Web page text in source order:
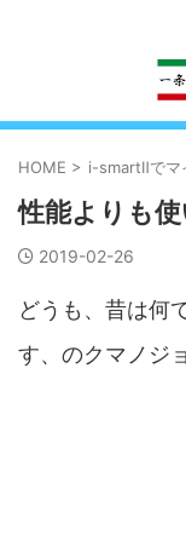
HOME > i-smartⅡでマ
性能よりも使
2019-02-26
どうも、昔は何
す、のクマノジ